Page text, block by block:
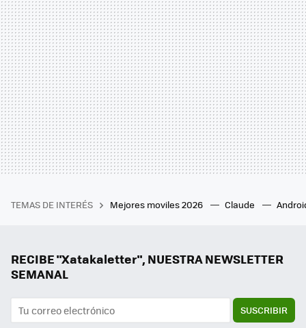
TEMAS DE INTERÉS Mejores moviles 2026 Claude
RECIBE "Xatakaletter", NUESTRA NEWSLETTER
SEMANAL
SUSCRIBIR